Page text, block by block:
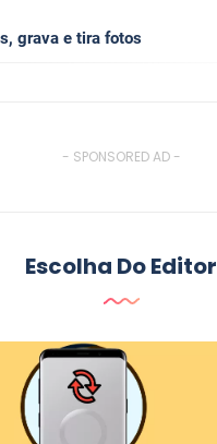
grava e tira fotos
- SPONSORED AD -
Escolha Do Editor